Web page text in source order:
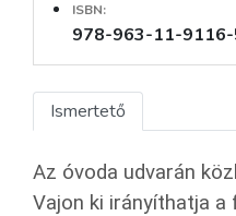
ISBN:
978-963-11-
Ismertető
Az óvoda udvarán
Vajon ki irányíthatja